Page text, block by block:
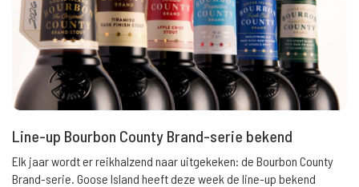
Line-up Bourbon County Brand-serie bekend
Elk jaar wordt er reikhalzend naar uitgekeken: de Bourbon County
Brand-serie. Goose Island heeft deze week de line-up bekend